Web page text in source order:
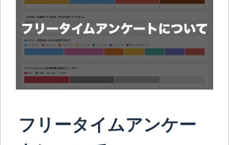
フリータイムアンケー